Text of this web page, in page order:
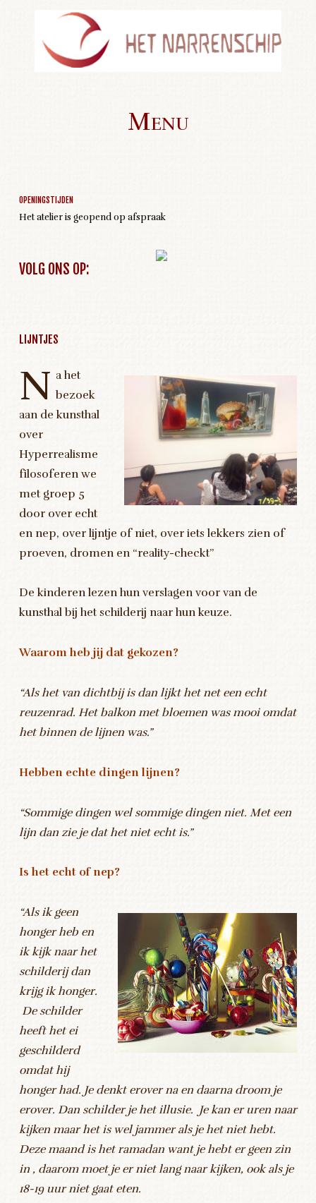
Menu
OPENINGSTIJDEN
Het atelier is geopend op afspraak
VOLG ONS OP:
LIJNTJES
N a het
bezoek
aan de kunsthal
over
Hyperrealisme
filosoferen we
met groep 5
door over echt
en nep, over lijntje of niet, over iets lekkers zien of
proeven, dromen en “reality-checkt”
De kinderen lezen hun verslagen voor van de
kunsthal bij het schilderij naar hun keuze.
Waarom heb jij dat gekozen?
“Als het van dichtbij is dan lijkt het net een echt
reuzenrad. Het balkon met bloemen was mooi omdat
het binnen de lijnen was.”
Hebben echte dingen lijnen?
“Sommige dingen wel sommige dingen niet. Met een
lijn dan zie je dat het niet echt is.”
Is het echt of nep?
“Als ik geen
honger heb en
ik kijk naar het
schilderij dan
krijg ik honger.
De schilder
heeft het ei
geschilderd
omdat hij
honger had. Je denkt erover na en daarna droom je
erover. Dan schilder je het illusie. Je kan er uren naar
kijken maar het is wel jammer als je het niet hebt.
Deze maand is het ramadan want je hebt er geen zin
in , daarom moet je er niet lang naar kijken, ook als je
18-19 uur niet gaat eten.